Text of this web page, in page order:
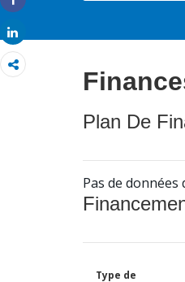
Share
Plan De
Pas de données
Type de